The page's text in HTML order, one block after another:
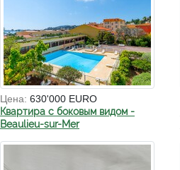
Цена: 630'000 EURO
Квартира с боковым видом -
Beaulieu-sur-Mer